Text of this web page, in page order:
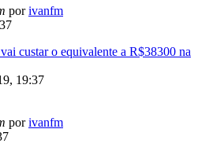
porivanfm
custar o equivalente a R$38300 na
19:37
porivanfm